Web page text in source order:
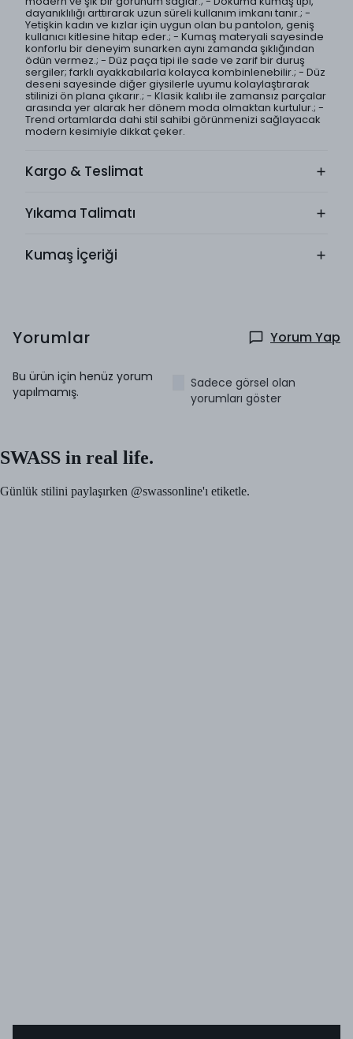
dayanıklılığı arttırarak uzun süreli kullanım imkanı tanır.; -
Yetişkin kadın ve kızlar için uygun olan bu pantolon, geniş
kullanıcı kitlesine hitap eder.; - Kumaş materyali sayesinde
konforlu bir deneyim sunarken aynı zamanda şıklığından
ödün vermez.; - Düz paça tipi ile sade ve zarif bir duruş
sergiler; farklı ayakkabılarla kolayca kombinlenebilir.; - Düz
deseni sayesinde diğer giysilerle uyumu kolaylaştırarak
stilinizi ön plana çıkarır.; - Klasik kalıbı ile zamansız parçalar
arasında yer alarak her dönem moda olmaktan kurtulur.; -
Trend ortamlarda dahi stil sahibi görünmenizi sağlayacak
modern kesimiyle dikkat çeker.
Kargo & Teslimat
Yıkama Talimatı
Kumaş İçeriği
Yorumlar Yorum Yap
Bu ürün için henüz yorum
yapılmamış.
Sadece görsel olan
yorumları göster